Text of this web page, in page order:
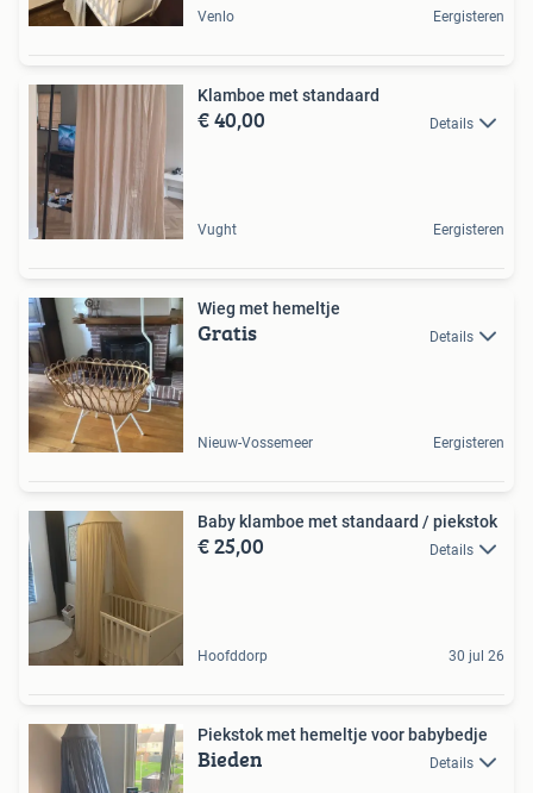
Venlo Eergisteren
Klamboe met standaard
€ 40,00 Details
Vught Eergisteren
Wieg met hemeltje
Gratis Details
Nieuw-Vossemeer Eergisteren
Baby klamboe met standaard / piekstok
€ 25,00 Details
Hoofddorp 30 jul 26
Piekstok met hemeltje voor babybedje
Bieden Details